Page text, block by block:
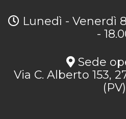
Lunedì - Venerdì
-
Sede
Via C. Alberto 153,
(PV)